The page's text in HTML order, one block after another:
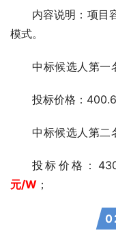
内容说明：项目
模式。
中标候选人第一
投标价格：
中标候选人第二
投标价格：
元/W ；
0